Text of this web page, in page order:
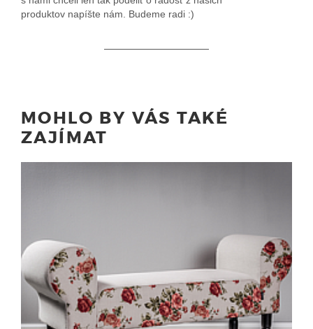
produktov napíšte nám. Budeme radi :)
MOHLO BY VÁS TAKÉ
ZAJÍMAT